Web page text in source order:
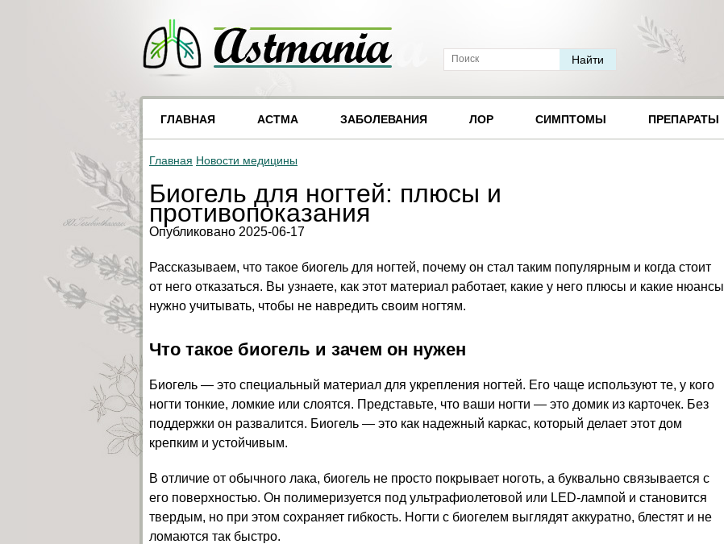
ГЛАВНАЯ АСТМА ЗАБОЛЕВАНИЯ ЛОР СИМПТОМЫ ПРЕПАРАТЫ
Главная Новости медицины
Биогель для ногтей: плюсы и
противопоказания
Опубликовано 2025-06-17
Рассказываем, что такое биогель для ногтей, почему он стал таким популярным и когда стоит
от него отказаться. Вы узнаете, как этот материал работает, какие у него плюсы и какие нюансы
нужно учитывать, чтобы не навредить своим ногтям.
Что такое биогель и зачем он нужен
Биогель — это специальный материал для укрепления ногтей. Его чаще используют те, у кого
ногти тонкие, ломкие или слоятся. Представьте, что ваши ногти — это домик из карточек. Без
поддержки он развалится. Биогель — это как надежный каркас, который делает этот дом
крепким и устойчивым.
В отличие от обычного лака, биогель не просто покрывает ноготь, а буквально связывается с
его поверхностью. Он полимеризуется под ультрафиолетовой или LED-лампой и становится
твердым, но при этом сохраняет гибкость. Ногти с биогелем выглядят аккуратно, блестят и не
ломаются так быстро.